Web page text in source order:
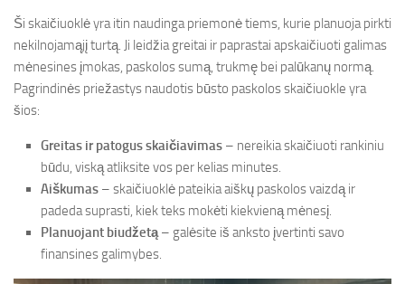
Ši skaičiuoklė yra itin naudinga priemonė tiems, kurie planuoja pirkti
nekilnojamąjį turtą. Ji leidžia greitai ir paprastai apskaičiuoti galimas
mėnesines įmokas, paskolos sumą, trukmę bei palūkanų normą.
Pagrindinės priežastys naudotis būsto paskolos skaičiuokle yra
šios:
Greitas ir patogus skaičiavimas – nereikia skaičiuoti rankiniu
būdu, viską atliksite vos per kelias minutes.
Aiškumas – skaičiuoklė pateikia aiškų paskolos vaizdą ir
padeda suprasti, kiek teks mokėti kiekvieną mėnesį.
Planuojant biudžetą– galėsite iš anksto įvertinti savo
finansines galimybes.